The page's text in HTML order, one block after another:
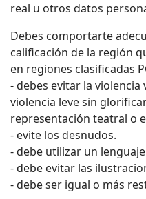
real u otros datos
Debes comportarte
calificación de la región
en regiones clasificadas
- debes evitar la
violencia leve sin
representación teatral o
- evite los desnudos.
- debe utilizar un
- debe evitar las
- debe ser igual o más